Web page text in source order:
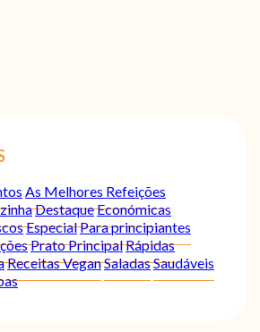
As Melhores Refeições
DestaqueEconómicas
EspecialPara principiantes
Prato PrincipalRápidas
Receitas VeganSaladasSaudáveis